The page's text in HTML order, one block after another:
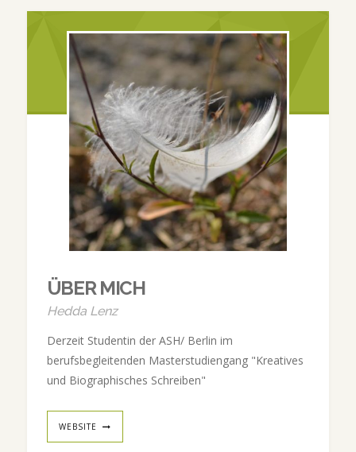
ÜBER MICH
Hedda Lenz
Derzeit Studentin der ASH/ Berlin im
berufsbegleitenden Masterstudiengang "Kreatives
und Biographisches Schreiben"
WEBSITE